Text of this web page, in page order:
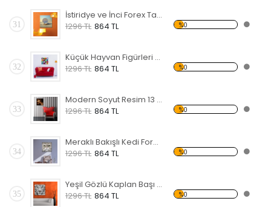
31
İstiridye ve İnci Forex Tablo
1296 TL 864 TL %0
32
Küçük Hayvan Figürleri Forex Tablo
1296 TL 864 TL %0
33
Modern Soyut Resim 13 Forex Tablo
1296 TL 864 TL %0
34
Meraklı Bakışlı Kedi Forex Tablo
1296 TL 864 TL %0
35
Yeşil Gözlü Kaplan Başı Forex Tablo
1296 TL 864 TL %0